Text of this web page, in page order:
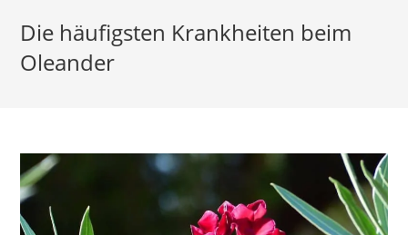
Die häufigsten Krankheiten beim
Oleander